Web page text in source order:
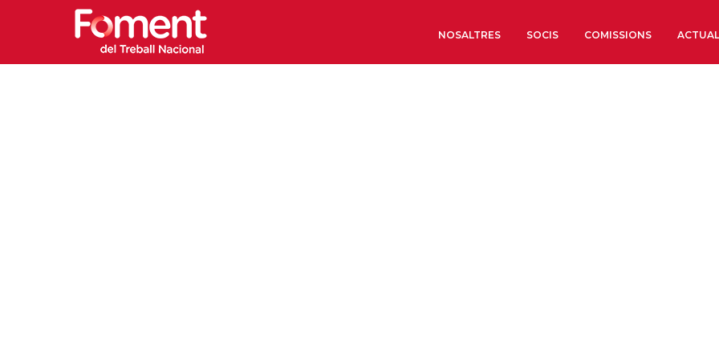
NOSALTRES SOCIS COMISSIONS